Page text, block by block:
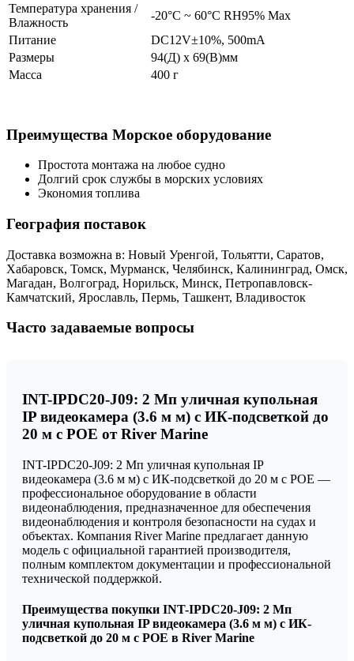
Температура хранения /
Влажность
-20°C ~ 60°C RH95% Max
Питание
DC12V±10%, 500mA
Размеры
94(Д) x 69(В)мм
Масса
400 г
Преимущества Морское оборудование
Простота монтажа на любое судно
Долгий срок службы в морских условиях
Экономия топлива
География поставок
Доставка возможна в: Новый Уренгой, Тольятти, Саратов,
Хабаровск, Томск, Мурманск, Челябинск, Калининград, Омск,
Магадан, Волгоград, Норильск, Минск, Петропавловск-
Камчатский, Ярославль, Пермь, Ташкент, Владивосток
Часто задаваемые вопросы
INT-IPDC20-J09: 2 Мп уличная купольная
IP видеокамера (3.6 м м) с ИК-подсветкой до
20 м с POE от River Marine
INT-IPDC20-J09: 2 Мп уличная купольная IP
видеокамера (3.6 м м) с ИК-подсветкой до 20 м с POE —
профессиональное оборудование в области
видеонаблюдения, предназначенное для обеспечения
видеонаблюдения и контроля безопасности на судах и
объектах. Компания River Marine предлагает данную
модель с официальной гарантией производителя,
полным комплектом документации и профессиональной
технической поддержкой.
Преимущества покупки INT-IPDC20-J09: 2 Мп
уличная купольная IP видеокамера (3.6 м м) с ИК-
подсветкой до 20 м с POE в River Marine